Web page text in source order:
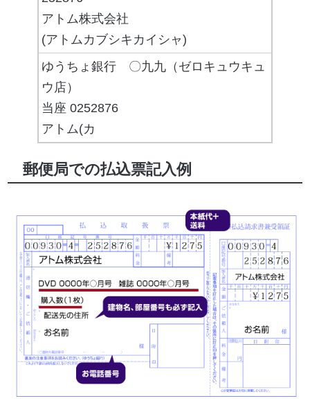
アトム株式会社
(アトムカブシキカイシャ)
ゆうちょ銀行 〇九九（ゼロキュウキュ
ウ店）
当座 0252876
アトム(カ
郵便局での払込票記入例